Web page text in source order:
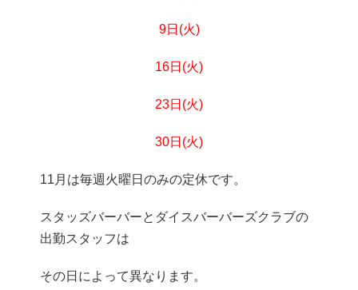
9日 (火)
16日(火)
23日(火)
30日(火)
11月は毎週火曜日のみの定休です。
スタッズバーバーとダイスバーバーズクラブの
出勤スタッフは
その日によって異なります。